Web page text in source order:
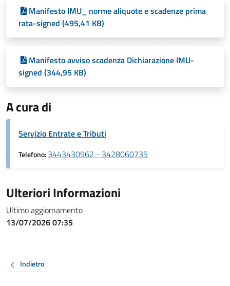
Manifesto IMU_ norme aliquote e scadenze prima
rata-signed (495,41 KB)
Manifesto avviso scadenza Dichiarazione IMU-
signed (344,95 KB)
A cura di
Servizio Entrate e Tributi
Telefono:3443430962 - 3428060735
Ulteriori Informazioni
Ultimo aggiornamento
13/07/2026 07:35
Indietro